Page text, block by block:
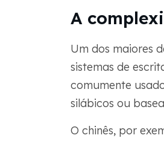
A
Um dos maiores
sistemas de
comumente
silábicos ou
O chinês, por